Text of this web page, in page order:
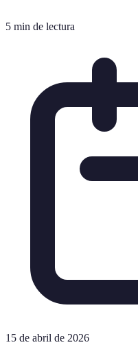
5 min de lectura
15 de abril de 2026